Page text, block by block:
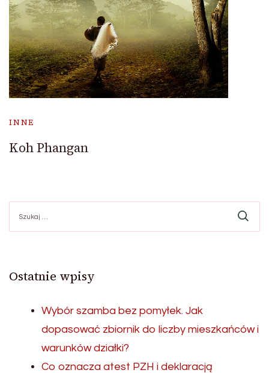
INNE
Koh Phangan
Ostatnie wpisy
Wybór szamba bez pomyłek. Jak
dopasować zbiornik do liczby mieszkańców i
warunków działki?
Co oznacza atest PZH i deklaracją